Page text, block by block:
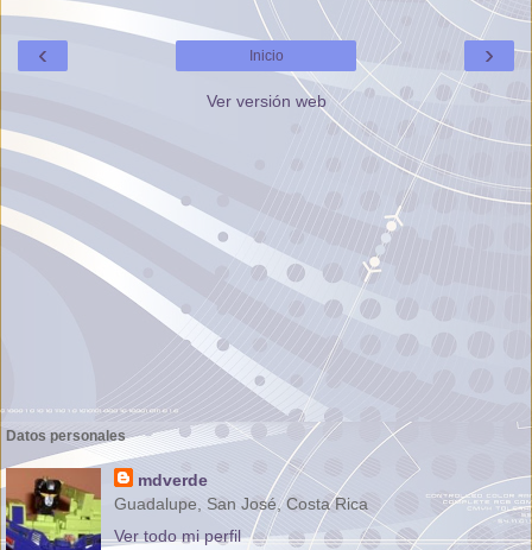
‹ ›
Inicio
Ver versión web
Datos personales
mdverde
Guadalupe, San José, Costa Rica
Ver todo mi perfil